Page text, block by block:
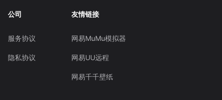
公司
服务协议
隐私协议
友情链接
网易MuMu模拟器
网易UU远程
网易千千壁纸